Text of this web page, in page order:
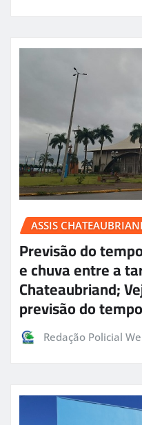
ASSIS
Previsão do
e chuva entre a
Chateaubriand;
previsão do tempo
Redação Policial